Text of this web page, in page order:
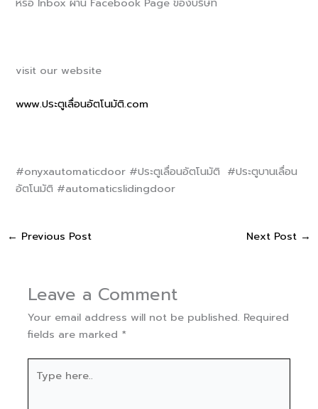
visit our website
www.ประตูเลื่อนอัตโนมัติ.com
#onyxautomaticdoor #ประตูเลื่อนอัตโนมัติ #ประตูบานเลื่อน
อัตโนมัติ #automaticslidingdoor
← Previous Post Next Post →
Leave a Comment
Your email address will not be published. Required
fields are marked *
here..